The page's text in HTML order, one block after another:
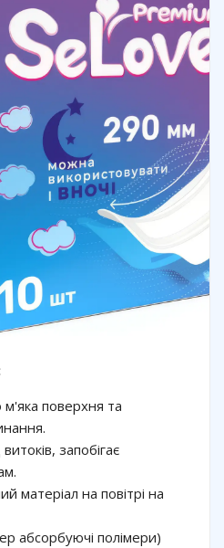
поверхня та
запобігає
матеріал на повітрі на
абсорбуючі полімери)